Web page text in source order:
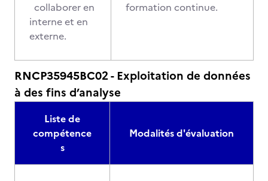
collaborer en
interne et en
externe.
formation continue.
RNCP35945BC02 - Exploitation de données
à des fins d’analyse
Liste de
compétence
s
Modalités d'évaluation